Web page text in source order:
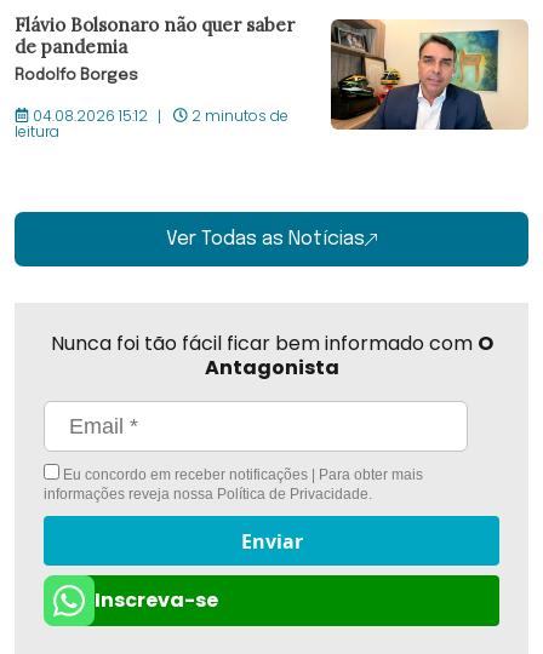
Flávio Bolsonaro não quer saber
de pandemia
Rodolfo Borges
04.08.2026 15:12 2 minutos de
leitura
Ver Todas as Notícias
Nunca foi tão fácil ficar bem informado com O
Antagonista
Eu concordo em receber notificações | Para obter mais
informações reveja nossa Política de Privacidade.
Enviar
Inscreva-se